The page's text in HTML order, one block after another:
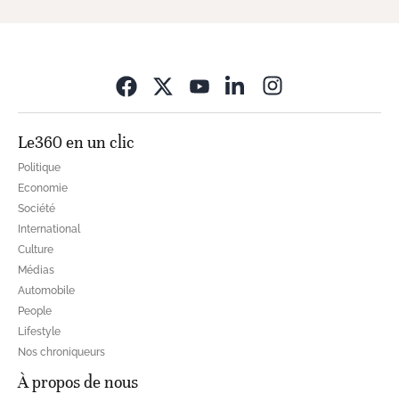
Le360 en un clic
Politique
Economie
Société
International
Culture
Médias
Automobile
People
Lifestyle
Nos chroniqueurs
À propos de nous